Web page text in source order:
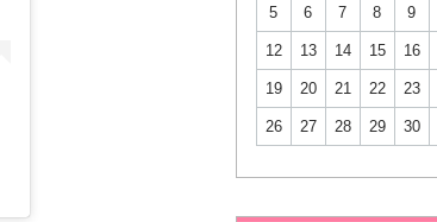
5 6 7 8 9
12 13 14 15 16
19 20 21 22 23
26 27 28 29 30